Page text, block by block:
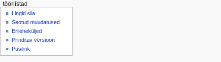
tööriistad
Lingid siia
Seotud muudatused
Erileheküljed
Prinditav versioon
Püsilink